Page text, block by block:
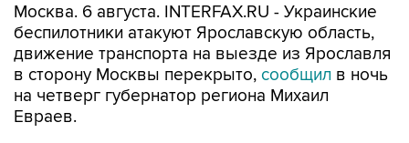
Москва. 6 августа. INTERFAX.RU - Украинские
беспилотники атакуют Ярославскую область,
движение транспорта на выезде из Ярославля
в сторону Москвы перекрыто, сообщил в ночь
на четверг губернатор региона Михаил
Евраев.